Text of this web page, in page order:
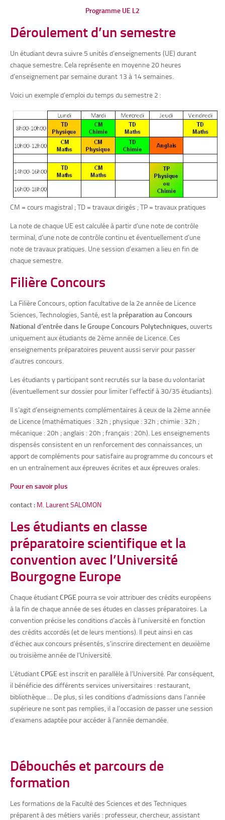
Programme UE L2
Déroulement d’un semestre
Un étudiant devra suivre 5 unités d’enseignements (UE) durant
chaque semestre. Cela représente en moyenne 20 heures
d’enseignement par semaine durant 13 à 14 semaines.
Voici un exemple d’emploi du temps du semestre 2 :
CM = cours magistral ; TD = travaux dirigés ; TP = travaux pratiques
La note de chaque UE est calculée à partir d’une note de contrôle
terminal, d’une note de contrôle continu et éventuellement d’une
note de travaux pratiques. Une session d’examen a lieu en fin de
chaque semestre.
Filière Concours
La Filière Concours, option facultative de la 2e année de Licence
Sciences, Technologies, Santé, est la préparation au Concours
National d’entrée dans le Groupe Concours Polytechniques, ouverts
uniquement aux étudiants de 2ème année de Licence. Ces
enseignements préparatoires peuvent aussi servir pour passer
d’autres concours.
Les étudiants y participant sont recrutés sur la base du volontariat
(éventuellement sur dossier pour limiter l’effectif à 30/35 étudiants).
Il s’agit d’enseignements complémentaires à ceux de la 2ème année
de Licence (mathématiques : 32h ; physique : 32h ; chimie : 32h ;
mécanique : 20h ; anglais : 20h ; français : 20h). Les enseignements
dispensés consistent en un renforcement des connaissances, un
apport de compléments pour satisfaire au programme du concours et
en un entraînement aux épreuves écrites et aux épreuves orales.
Pour en savoir plus
contact : M. Laurent SALOMON
Les étudiants en classe
préparatoire scientifique et la
convention avec l’Université
Bourgogne Europe
Chaque étudiantCPGE pourra se voir attribuer des crédits européens
à la fin de chaque année de ses études en classes préparatoires. La
convention précise les conditions d’accès à l’université en fonction
des crédits accordés (et de leurs mentions). Il peut ainsi en cas
d’échec aux concours présentés, s’inscrire directement en deuxième
ou troisième année de l’Université.
L’étudiantCPGEest inscrit en parallèle à l’Université. Par conséquent,
il bénéficie des différents services universitaires : restaurant,
bibliothèque … De plus, si les conditions d’admissions dans l’année
supérieure ne sont pas remplies, il a l’occasion de passer une session
d’examens adaptée pour accéder à l’année demandée.
Débouchés et parcours de
formation
Les formations de la Faculté des Sciences et des Techniques
préparent à des métiers variés : professeur, chercheur, assistant